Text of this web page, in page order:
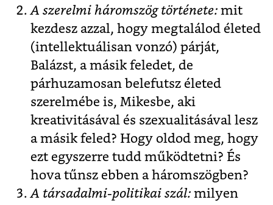
A szerelmi háromszög története: mit
kezdesz azzal, hogy megtalálod életed
(intellektuálisan vonzó) párját,
Balázst, a másik feledet, de
párhuzamosan belefutsz életed
szerelmébe is, Mikesbe, aki
kreativitásával és szexualitásával lesz
a másik feled? Hogy oldod meg, hogy
ezt egyszerre tudd működtetni? És
hova tűnsz ebben a háromszögben?
A társadalmi-politikai szál: milyen